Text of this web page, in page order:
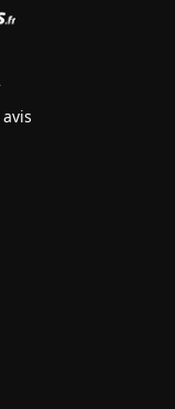
avis